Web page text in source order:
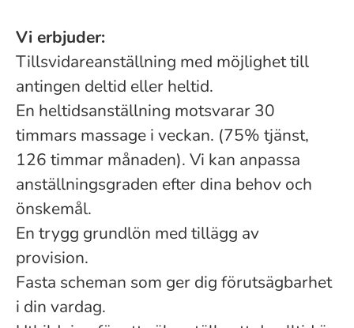
Vi erbjuder:
Tillsvidareanställning med möjlighet till
antingen deltid eller heltid.
En heltidsanställning motsvarar 30
timmars massage i veckan. (75% tjänst,
126 timmar månaden). Vi kan anpassa
anställningsgraden efter dina behov och
önskemål.
En trygg grundlön med tillägg av
provision.
Fasta scheman som ger dig förutsägbarhet
i din vardag.